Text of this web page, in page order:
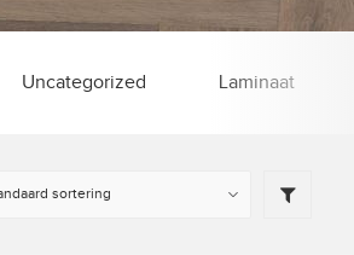
Uncategorized Laminaat